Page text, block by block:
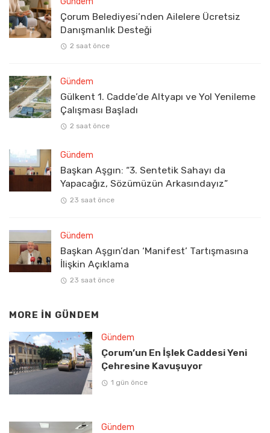
Çorum Belediyesi’nden Ailelere Ücretsiz
Danışmanlık Desteği
2 saat önce
Gündem
Gülkent 1. Cadde’de Altyapı ve Yol Yenileme
Çalışması Başladı
2 saat önce
Gündem
Başkan Aşgın: “3. Sentetik Sahayı da
Yapacağız, Sözümüzün Arkasındayız”
23 saat önce
Gündem
Başkan Aşgın’dan ‘Manifest’ Tartışmasına
İlişkin Açıklama
23 saat önce
MORE IN GÜNDEM
Gündem
Çorum’un En İşlek Caddesi Yeni
Çehresine Kavuşuyor
1 gün önce
Gündem